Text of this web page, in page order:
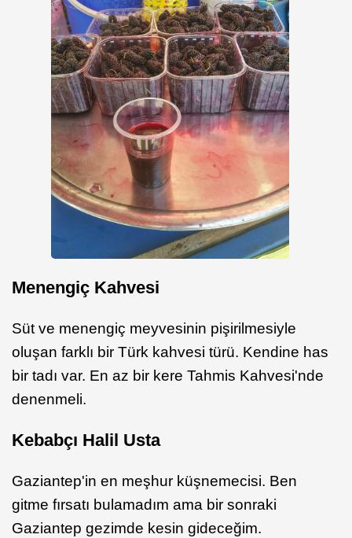
Menengiç Kahvesi
Süt ve menengiç meyvesinin pişirilmesiyle
oluşan farklı bir Türk kahvesi türü. Kendine has
bir tadı var. En az bir kere Tahmis Kahvesi'nde
denenmeli.
Kebabçı Halil Usta
Gaziantep'in en meşhur küşnemecisi. Ben
gitme fırsatı bulamadım ama bir sonraki
Gaziantep gezimde kesin gideceğim.